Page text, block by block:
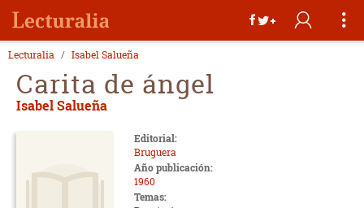
Lecturalia Isabel Salueña
Carita de ángel
Isabel Salueña
Editorial:
Bruguera
Año publicación:
1960
Temas: